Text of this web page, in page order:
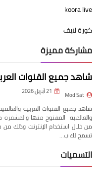
koora live
كورة لايف
مشاركة مميزة
شاهد جميع القنوات
Mod Sat 21 أبريل 2026
والعالميه المفتوح منها
من خلال استخدام الإنترنت وذلك
تسمح لك ب…
التسميات